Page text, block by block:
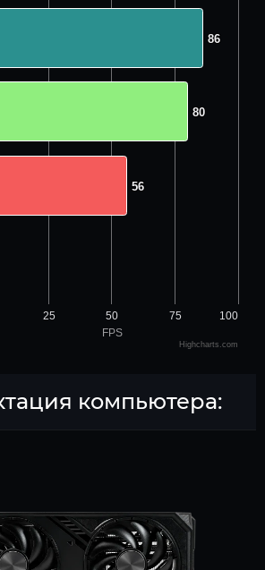
FPS
86
86
80
80
56
56
100
25 50 75
Highcharts.com
компьютера: